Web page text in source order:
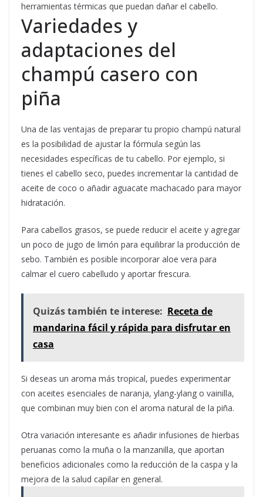
herramientas térmicas que puedan dañar el cabello.
Variedades y
adaptaciones del
champú casero con
piña
Una de las ventajas de preparar tu propio champú natural
es la posibilidad de ajustar la fórmula según las
necesidades específicas de tu cabello. Por ejemplo, si
tienes el cabello seco, puedes incrementar la cantidad de
aceite de coco o añadir aguacate machacado para mayor
hidratación.
Para cabellos grasos, se puede reducir el aceite y agregar
un poco de jugo de limón para equilibrar la producción de
sebo. También es posible incorporar aloe vera para
calmar el cuero cabelludo y aportar frescura.
Quizás también te interese: Receta de
mandarina fácil y rápida para disfrutar en
casa
Si deseas un aroma más tropical, puedes experimentar
con aceites esenciales de naranja, ylang-ylang o vainilla,
que combinan muy bien con el aroma natural de la piña.
Otra variación interesante es añadir infusiones de hierbas
peruanas como la muña o la manzanilla, que aportan
beneficios adicionales como la reducción de la caspa y la
mejora de la salud capilar en general.